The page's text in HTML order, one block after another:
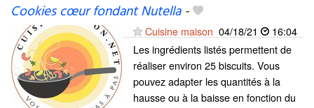
Cookies cœur fondant Nutella-
Cuisine maison 04/18/21
16:04
Les ingrédients listés permettent de
réaliser environ 25 biscuits. Vous
pouvez adapter les quantités à la
hausse ou à la baisse en fonction du